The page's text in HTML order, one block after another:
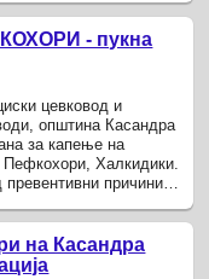
- пукна
цевковод и
општина Касандра
за капење на
Пефкохори, Халкидики.
причини и
на Касандра